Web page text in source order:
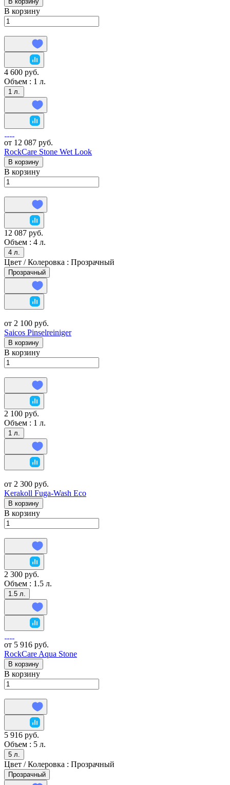
В корзину
4 600 руб.
Объем : 1 л.
1 л.
от 12 087 руб.
RockCare Stone Wet Look
В корзину
В корзину
12 087 руб.
Объем : 4 л.
4 л.
Цвет / Колеровка : Прозрачный
Прозрачный
от 2 100 руб.
Saicos Pinselreiniger
В корзину
В корзину
2 100 руб.
Объем : 1 л.
1 л.
от 2 300 руб.
Kerakoll Fuga-Wash Eco
В корзину
В корзину
2 300 руб.
Объем : 1.5 л.
1.5 л.
от 5 916 руб.
RockCare Aqua Stone
В корзину
В корзину
5 916 руб.
Объем : 5 л.
5 л.
Цвет / Колеровка : Прозрачный
Прозрачный